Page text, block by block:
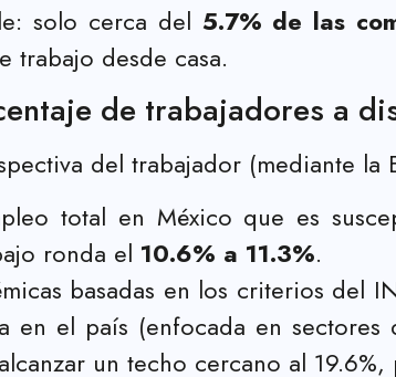
solo cerca del 5.7% de las
trabajo desde casa.
de trabajadores a
del trabajador (mediante
total en México que es
ronda el 10.6% a 11.3%.
basadas en los criterios del
en el país (enfocada en
un techo cercano al